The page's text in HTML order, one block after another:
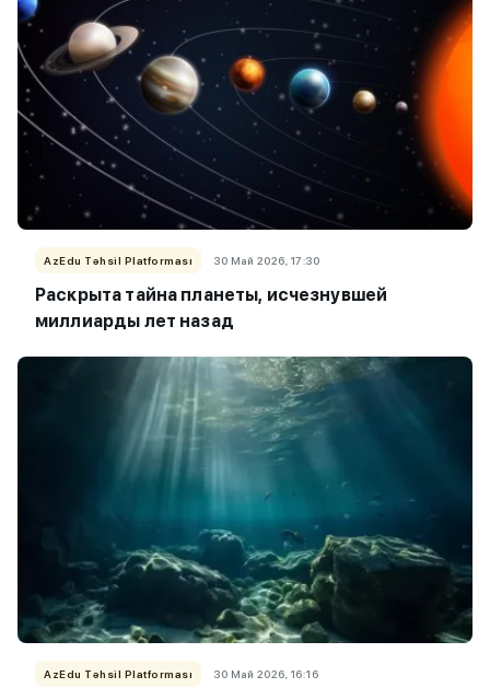
AzEdu Təhsil Platforması 30 Май 2026, 17:30
Раскрыта тайна планеты, исчезнувшей
миллиарды лет назад
AzEdu Təhsil Platforması 30 Май 2026, 16:16